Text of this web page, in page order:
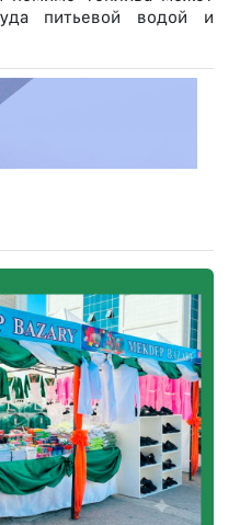
питьевой водой и